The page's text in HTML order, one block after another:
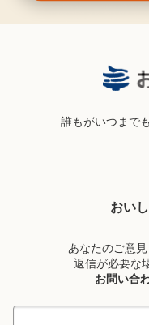
誰もがいつまで
おい
あなたのご意
返信が必要な
お問い合